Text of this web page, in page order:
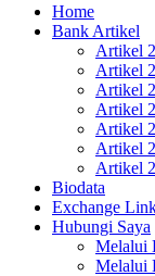
Jamal
"Memimpin
Home
Bank Artikel
Artikel
Artikel
Artikel
Artikel
Artikel
Artikel
Artikel
Biodata
Exchange
Hubungi Saya
Melalui
Melalui